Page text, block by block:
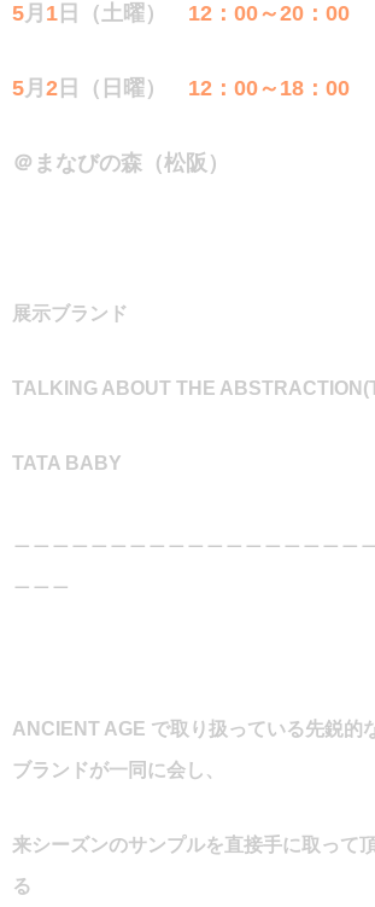
5月 1 日（土曜） 12：00～20：00
5月 2 日（日曜） 12：00～18：00
＠まなびの森（松阪）
展示ブランド
TALKING ABOUT THE
TATA BABY
ANCIENT AGE で取り扱っている先鋭的
ブランドが一同に会し、
来シーズンのサンプルを直接手に取って
る